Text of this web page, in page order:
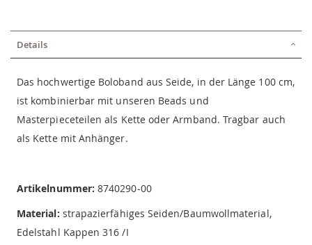
Details
Das hochwertige Boloband aus Seide, in der Länge 100 cm,
ist kombinierbar mit unseren Beads und
Masterpieceteilen als Kette oder Armband. Tragbar auch
als Kette mit Anhänger.
Artikelnummer:8740290-00
Material: strapazierfähiges Seiden/Baumwollmaterial,
Edelstahl Kappen 316 /I